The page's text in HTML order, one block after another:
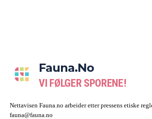
Fauna.no
VI FØLGER SPORENE!
Nettavisen Fauna.no arbeider etter pressens etiske
fauna@fauna.no